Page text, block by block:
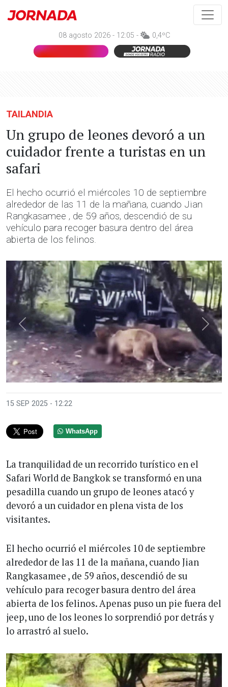
08 agosto 2026 - 12:05 - 0,4ºC
TAILANDIA
Un grupo de leones devoró a un
cuidador frente a turistas en un
safari
El hecho ocurrió el miércoles 10 de septiembre
alrededor de las 11 de la mañana, cuando Jian
Rangkasamee , de 59 años, descendió de su
vehículo para recoger basura dentro del área
abierta de los felinos.
Anterior
15 SEP 2025 - 12:22
WhatsApp
La tranquilidad de un recorrido turístico en el
Safari World de Bangkok se transformó en una
pesadilla cuando un grupo de leones atacó y
devoró a un cuidador en plena vista de los
visitantes.
El hecho ocurrió el miércoles 10 de septiembre
alrededor de las 11 de la mañana, cuando Jian
Rangkasamee , de 59 años, descendió de su
vehículo para recoger basura dentro del área
abierta de los felinos. Apenas puso un pie fuera del
jeep, uno de los leones lo sorprendió por detrás y
lo arrastró al suelo.